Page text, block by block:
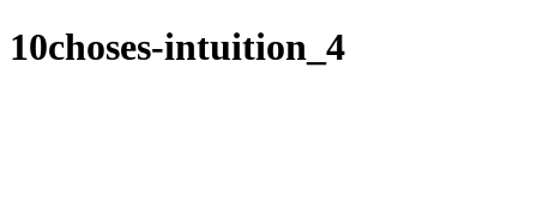
10choses-intuition_4